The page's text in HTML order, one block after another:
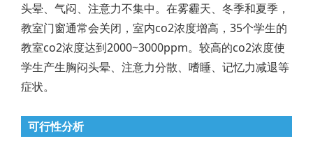
头晕、气闷、注意力不集中。在雾霾天、冬季和夏季，
教室门窗通常会关闭，室内co2浓度增高，35个学生的
教室co2浓度达到2000~3000ppm。较高的co2浓度使
学生产生胸闷头晕、注意力分散、嗜睡、记忆力减退等
症状。
可行性分析